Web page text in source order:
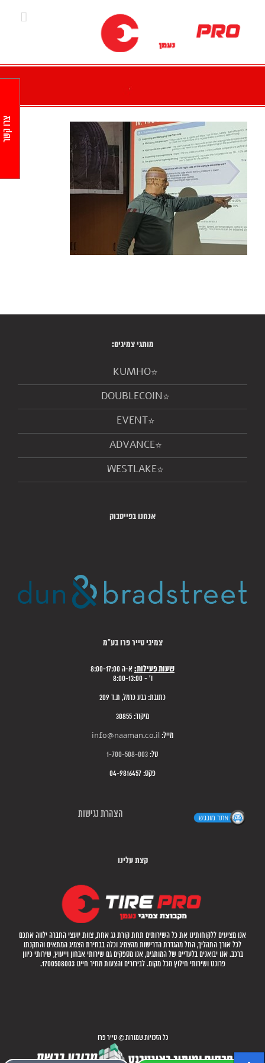
content
מותגי צמיגים:
KUMHO
DOUBLECOIN
EVENT
ADVANCE
WESTLAKE
אנחנו בפייסבוק
צמיגי טייר פרו בע"מ
שעות פעילות: א-ה 8:00-17:00
ו' - 8:00-13:00
כתובת: גבע כרמל, ת.ד 209
מיקוד: 30855
מייל: info@naaman.co.il
טל: 1-700-508-003
פקס: 04-9816457
הצהרת נגישות
קצת עלינו
אנו מציעים ללקוחותינו את כל השירותים תחת קורת גג אחת, צוות יועצי החברה ילווה אתכם
לכל אורך התהליך, החל מהגדרת הדרישות מהצמיג וכלה בבחירת הצמיג המתאים והתקנתו
ברכב. אנו יבואנים בלעדיים של המותגים, אנו מספקים גם שירותי אבחון וייעוץ, שירותי כיוון
פרונט ושירותי חילוץ מכל מקום. לבירורים והצעות מחיר חייגו 1700508003.
כל הזכויות שמורות © טייר פרו
צרו קשר